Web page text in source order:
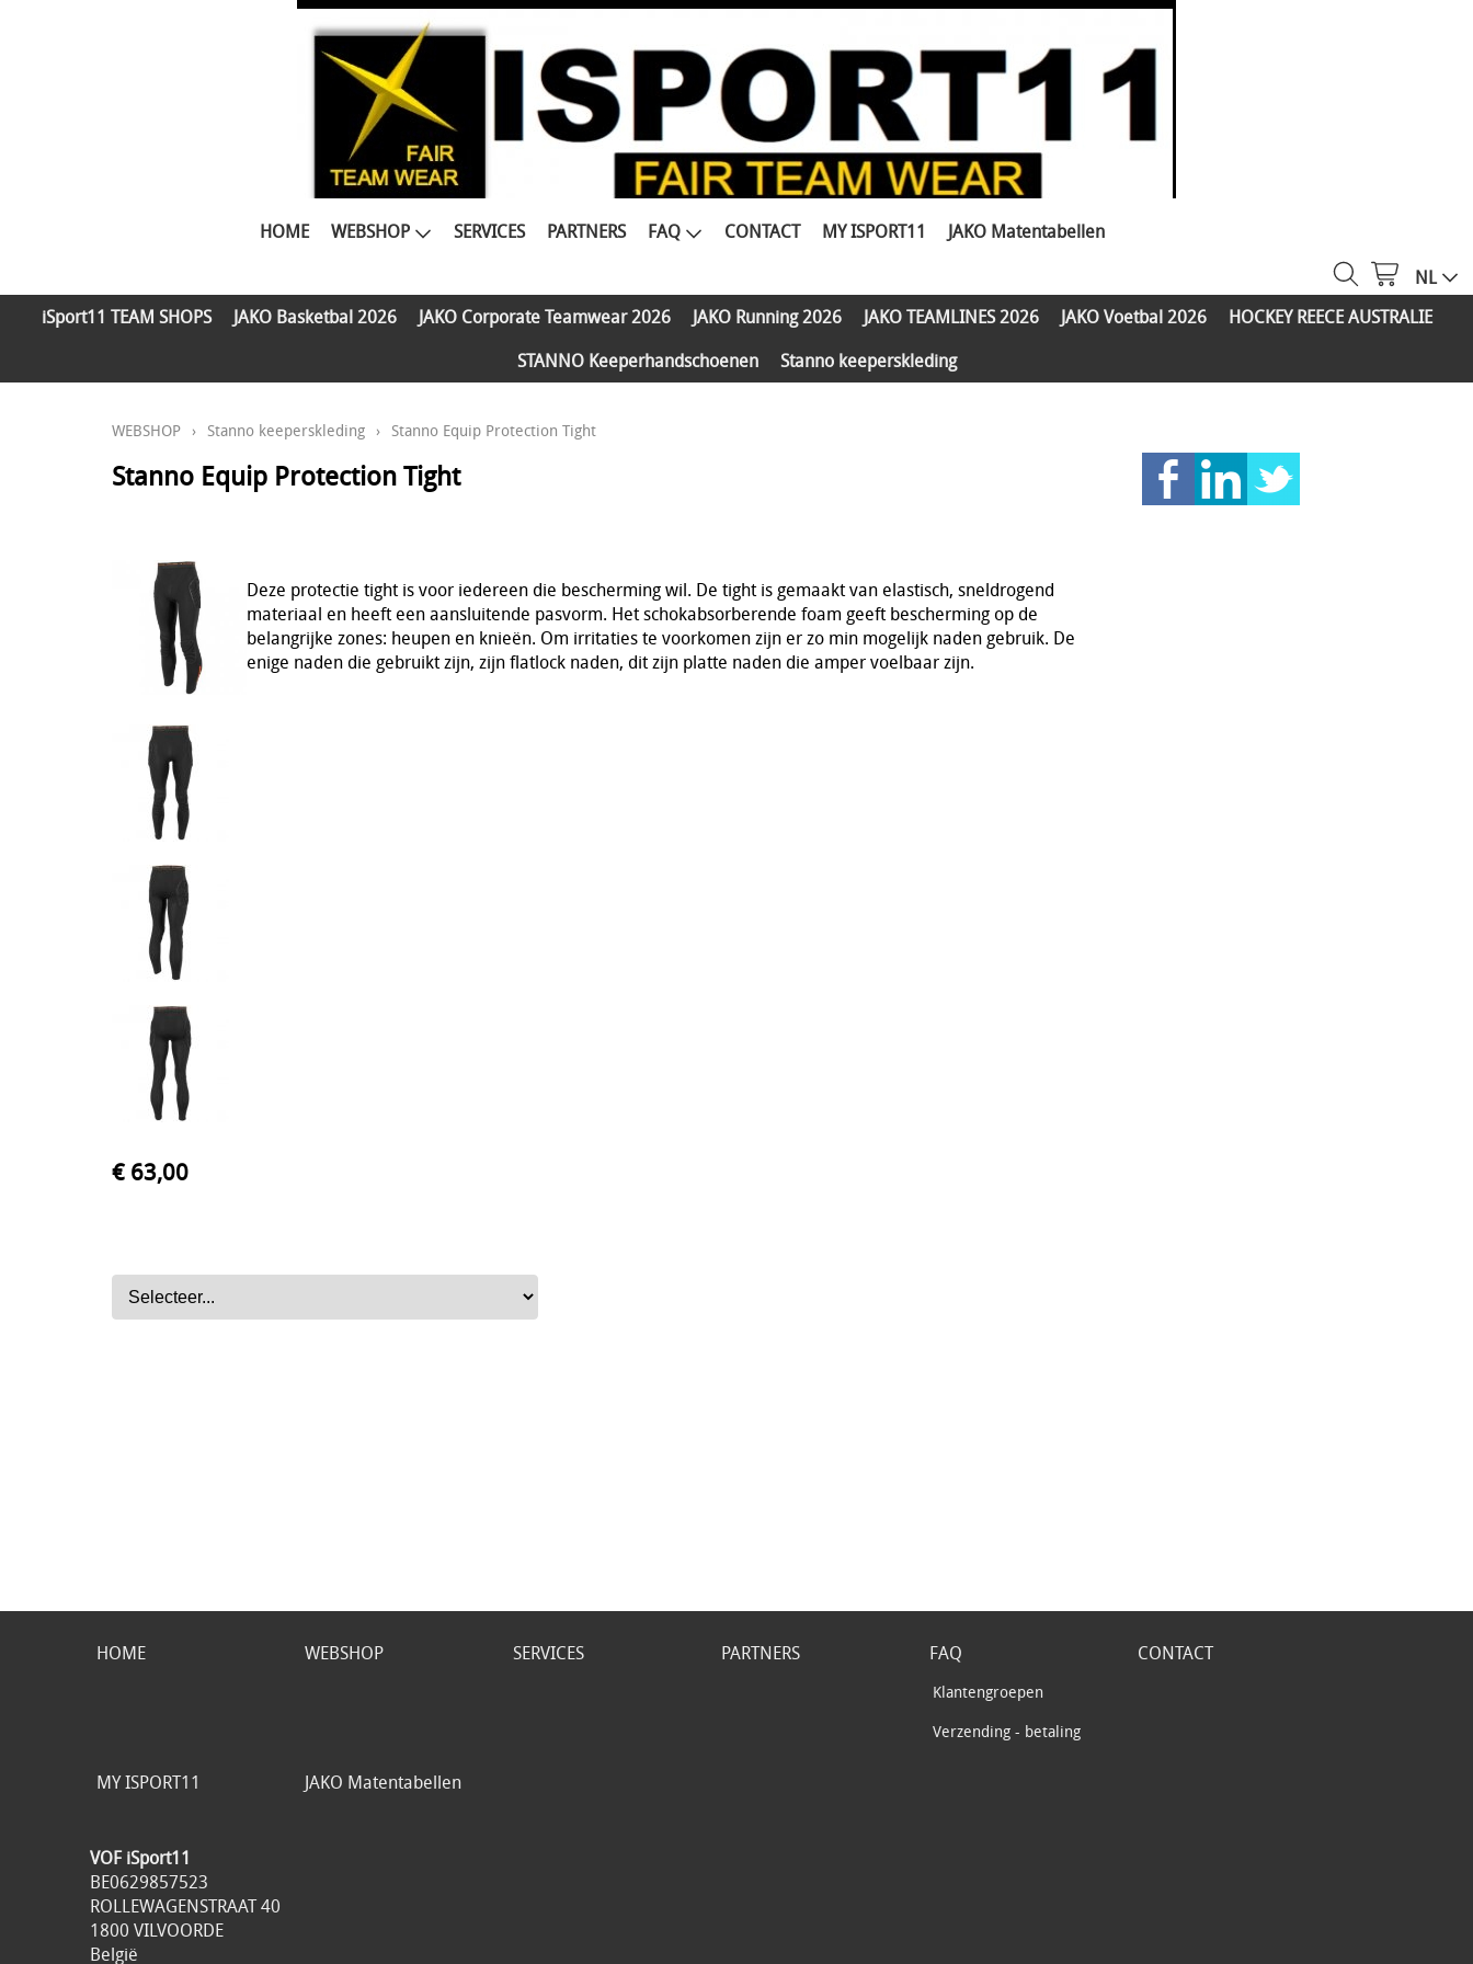
HOME WEBSHOP SERVICES PARTNERS FAQ CONTACT MY ISPORT11
JAKO Matentabellen
NL
iSport11 TEAM SHOPS
JAKO Basketbal 2026 JAKO Corporate Teamwear 2026 JAKO Running 2026 JAKO TEAMLINES 2026 JAKO Voetbal 2026
HOCKEY REECE AUSTRALIE
STANNO Keeperhandschoenen
Stanno keeperskleding
WEBSHOP › Stanno keeperskleding › Stanno Equip Protection Tight
Stanno Equip Protection Tight
Deze protectie tight is voor iedereen die bescherming wil. De tight is gemaakt van elastisch, sneldrogend
materiaal en heeft een aansluitende pasvorm. Het schokabsorberende foam geeft bescherming op de
belangrijke zones: heupen en knieën. Om irritaties te voorkomen zijn er zo min mogelijk naden gebruik. De
enige naden die gebruikt zijn, zijn flatlock naden, dit zijn platte naden die amper voelbaar zijn.
€ 63,00
HOME WEBSHOP SERVICES PARTNERS FAQ
Klantengroepen
Verzending - betaling
CONTACT
MY ISPORT11 JAKO Matentabellen
VOF iSport11
BE0629857523
ROLLEWAGENSTRAAT 40
1800 VILVOORDE
België